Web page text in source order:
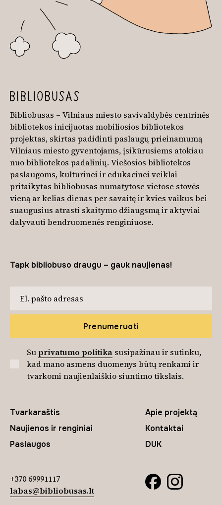
Bibliobusas – Vilniaus miesto savivaldybės centrinės
bibliotekos inicijuotas mobiliosios bibliotekos
projektas, skirtas padidinti paslaugų prieinamumą
Vilniaus miesto gyventojams, įsikūrusiems atokiau
nuo bibliotekos padalinių. Viešosios bibliotekos
paslaugoms, kultūrinei ir edukacinei veiklai
pritaikytas bibliobusas numatytose vietose stovės
vieną ar kelias dienas per savaitę ir kvies vaikus bei
suaugusius atrasti skaitymo džiaugsmą ir aktyviai
dalyvauti bendruomenės renginiuose.
Tapk bibliobuso draugu – gauk naujienas!
Prenumeruoti
Su privatumo politika susipažinau ir sutinku,
kad mano asmens duomenys būtų renkami ir
tvarkomi naujienlaiškio siuntimo tikslais.
Tvarkaraštis
Naujienos ir renginiai
Paslaugos
Apie projektą
Kontaktai
DUK
+370 69991117
labas@bibliobusas.lt